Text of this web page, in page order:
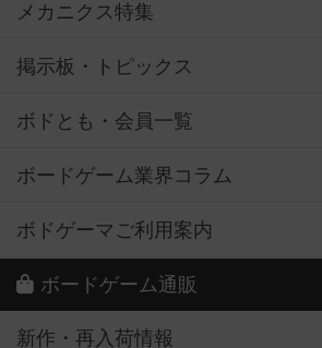
メカニクス特集
掲示板・トピックス
ボドとも・会員一覧
ボードゲーム業界コラム
ボドゲーマご利用案内
ボードゲーム通販
新作・再入荷情報